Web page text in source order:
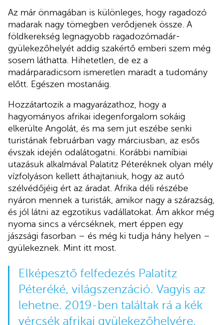
Az már önmagában is különleges, hogy ragadozó
madarak nagy tömegben verődjenek össze. A
földkerekség legnagyobb ragadozómadár-
gyülekezőhelyét addig szakértő emberi szem még
sosem láthatta. Hihetetlen, de ez a
madárparadicsom ismeretlen maradt a tudomány
előtt. Egészen mostanáig.
Hozzátartozik a magyarázathoz, hogy a
hagyományos afrikai idegenforgalom sokáig
elkerülte Angolát, és ma sem jut eszébe senki
turistának februárban vagy márciusban, az esős
évszak idején odalátogatni. Korábbi namíbiai
utazásuk alkalmával Palatitz Péteréknek olyan mély
vízfolyáson kellett áthajtaniuk, hogy az autó
szélvédőjéig ért az áradat. Afrika déli részébe
nyáron mennek a turisták, amikor nagy a szárazság,
és jól látni az egzotikus vadállatokat. Ám akkor még
nyoma sincs a vércséknek, mert éppen egy
jászsági fasorban – és még ki tudja hány helyen –
gyülekeznek. Mint itt most.
Elképesztő felfedezés Palatitz
Péteréké, világszenzáció. Vagyis az
lehetne. 2019-ben találtak rá a kék
vércsék afrikai gyülekezőhelyére,